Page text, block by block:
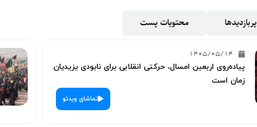
پربازدیدها محتویات پست
1405/05/14
پیاده‌روی اربعین امسال، حرکتی انقلابی برای نابودی یزیدیان
زمان است
تماشای ویدئو